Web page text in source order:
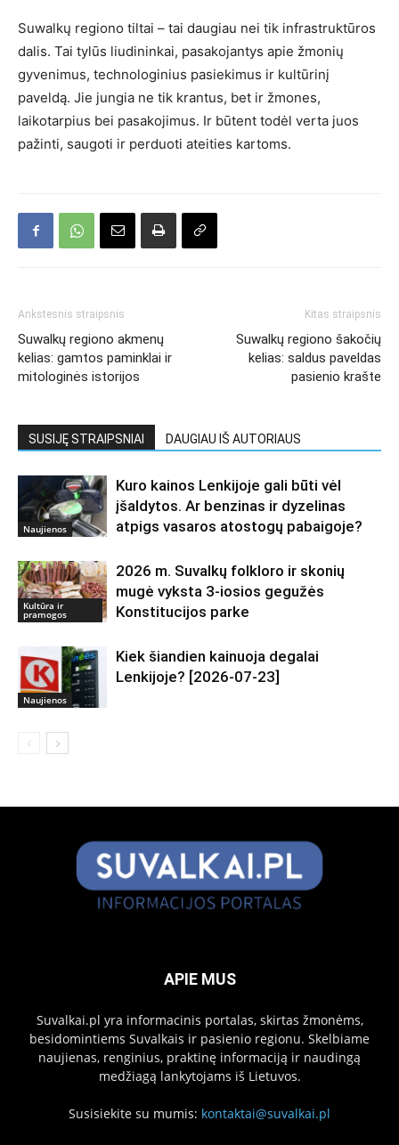
Suwalkų regiono tiltai – tai daugiau nei tik infrastruktūros
dalis. Tai tylūs liudininkai, pasakojantys apie žmonių
gyvenimus, technologinius pasiekimus ir kultūrinį
paveldą. Jie jungia ne tik krantus, bet ir žmones,
laikotarpius bei pasakojimus. Ir būtent todėl verta juos
pažinti, saugoti ir perduoti ateities kartoms.
Ankstesnis straipsnis
Suwalkų regiono akmenų
kelias: gamtos paminklai ir
mitologinės istorijos
Kitas straipsnis
Suwalkų regiono šakočių
kelias: saldus paveldas
pasienio krašte
SUSIJĘ STRAIPSNIAI DAUGIAU IŠ AUTORIAUS
Naujienos
Kuro kainos Lenkijoje gali būti vėl
įšaldytos. Ar benzinas ir dyzelinas
atpigs vasaros atostogų pabaigoje?
Kultūra ir
pramogos
2026 m. Suvalkų folkloro ir skonių
mugė vyksta 3-iosios gegužės
Konstitucijos parke
Naujienos
Kiek šiandien kainuoja degalai
Lenkijoje? [2026-07-23]
APIE MUS
Suvalkai.pl yra informacinis portalas, skirtas žmonėms,
besidomintiems Suvalkais ir pasienio regionu. Skelbiame
naujienas, renginius, praktinę informaciją ir naudingą
medžiagą lankytojams iš Lietuvos.
Susisiekite su mumis: kontaktai@suvalkai.pl